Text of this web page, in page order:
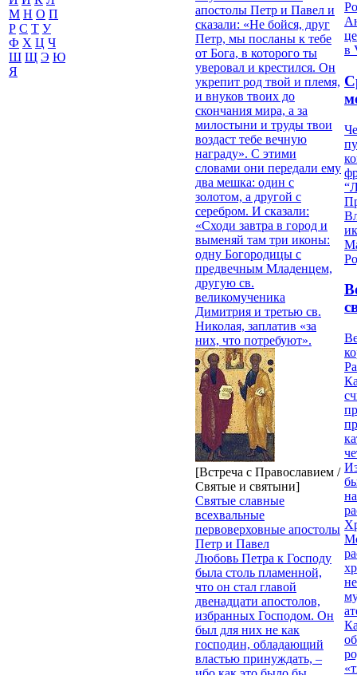
М Н О П
Р С Т У
Ф Х Ц Ч
Ш Щ Э Ю
Я
апостолы Петр и Павел и
сказали: «Не бойся, друг
Петр, мы посланы к тебе
от Бога, в которого ты
уверовал и крестился. Он
укрепит род твой и племя,
и внуков твоих до
скончания мира, а за
милостыни и труды твои
воздаст тебе вечную
награду». С этими
словами они передали ему
два мешка: один с
золотом, а другой с
серебром. И сказали:
«Сходи завтра в город и
выменяй там три иконы:
одну Богородицы с
предвечным Младенцем,
другую св.
великомученика
Димитрия и третью св.
Николая, заплатив «за
них, что потребуют».
[Встреча с Православием /
Святые и святыни]
Святые славные
всехвальные
первоверховные апостолы
Петр и Павел
Любовь Петра к Господу
была столь пламенной,
что он стал главой
двенадцати апостолов,
избранных Господом. Он
был для них не как
господин, обладающий
властью принуждать, –
в